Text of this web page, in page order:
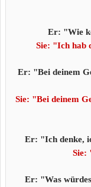
Er: "Wie
Sie: "Ich hab
Er: "Bei deinem
Sie: "Bei deinem
Er: "Ich denke,
Sie:
Er: "Was